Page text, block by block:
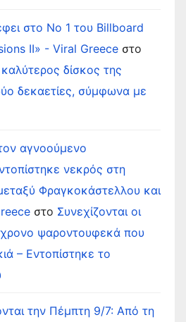
στο Νο 1 του Billboard
II» - Viral Greece στο
δίσκος της
δεκαετίες, σύμφωνα με
αγνοούμενο
νεκρός στη
Φραγκοκάστελλου και
στο Συνεχίζονται οι
ψαροντουφεκά που
– Εντοπίστηκε το
την Πέμπτη 9/7: Από τη